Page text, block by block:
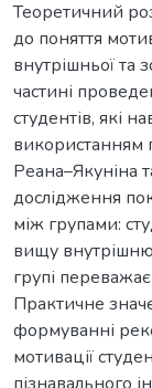
Теоретичний
до поняття
внутрішньої та
частині
студентів, які
використанням
Реана–Якуніна
дослідження
між групами:
вищу внутрішню
групі
Практичне
формуванні
мотивації